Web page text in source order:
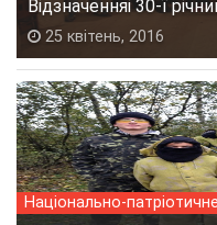
Відзначенняі 30-ї
25 квітень, 2016
Національно-